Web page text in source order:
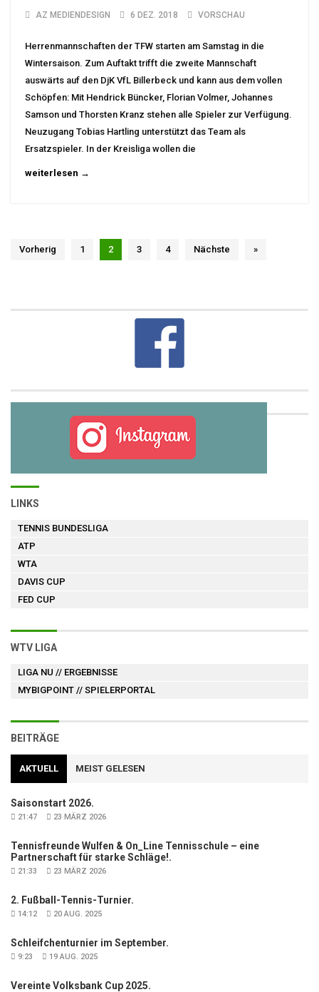
AZ MEDIENDESIGN 6 DEZ. 2018 VORSCHAU
Herrenmannschaften der TFW starten am Samstag in die
Wintersaison. Zum Auftakt trifft die zweite Mannschaft
auswärts auf den DjK VfL Billerbeck und kann aus dem vollen
Schöpfen: Mit Hendrick Büncker, Florian Volmer, Johannes
Samson und Thorsten Kranz stehen alle Spieler zur Verfügung.
Neuzugang Tobias Hartling unterstützt das Team als
Ersatzspieler. In der Kreisliga wollen die
weiterlesen →
Vorherig 1 2 3 4 Nächste »
LINKS
TENNIS BUNDESLIGA
ATP
WTA
DAVIS CUP
FED CUP
WTV LIGA
LIGA NU // ERGEBNISSE
MYBIGPOINT // SPIELERPORTAL
BEITRÄGE
AKTUELL MEIST GELESEN
Saisonstart 2026.
21:47 23 MÄRZ 2026
Tennisfreunde Wulfen & On_Line Tennisschule – eine
Partnerschaft für starke Schläge!.
21:33 23 MÄRZ 2026
2. Fußball-Tennis-Turnier.
14:12 20 AUG. 2025
Schleifchenturnier im September.
9:23 19 AUG. 2025
Vereinte Volksbank Cup 2025.